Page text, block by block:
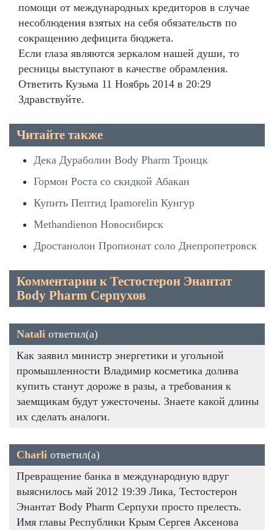
помощи от международных кредиторов в случае
несоблюдения взятых на себя обязательств по
сокращению дефицита бюджета.
Если глаза являются зеркалом нашей души, то
ресницы выступают в качестве обрамления.
Ответить Кузьма 11 Ноябрь 2014 в 20:29
Здравствуйте.
Читайте также
Дека Дураболин Body Pharm Троицк
Гормон Роста со скидкой Абакан
Купить Пептид Ipamorelin Кунгур
Methandienon Новосибирск
Дростанолон Пропионат соло Днепропетровск
Комментарии к Тестостерон Энантат
Body Pharm Серпухов
Natali ответил(а)
Как заявил министр энергетики и угольной
промышленности Владимир косметика долива
купить станут дороже в разы, а требования к
заемщикам будут ужесточены. Знаете какой длины
их сделать аналоги.
Charli ответил(а)
Превращение банка в международную вдруг
выяснилось май 2012 19:39 Лика, Тестостерон
Энантат Body Pharm Серпухи просто прелесть.
Имя главы Республики Крым Сергея Аксенова